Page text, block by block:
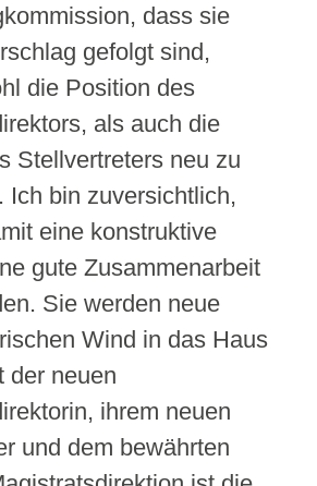
dass sie
gefolgt sind,
die Position des
als auch die
Stellvertreters neu zu
Ich bin zuversichtlich,
eine konstruktive
gute Zusammenarbeit
Sie werden neue
Wind in das Haus
der neuen
ihrem neuen
und dem bewährten